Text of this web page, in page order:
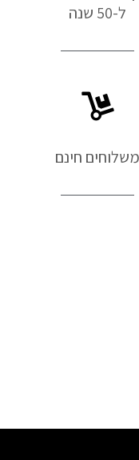
ל-50 שנה
משלוחים חינם